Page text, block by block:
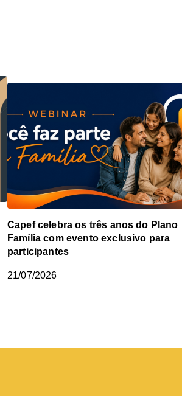
Capef celebra os três anos do Plano
Família com evento exclusivo para
participantes
21/07/2026